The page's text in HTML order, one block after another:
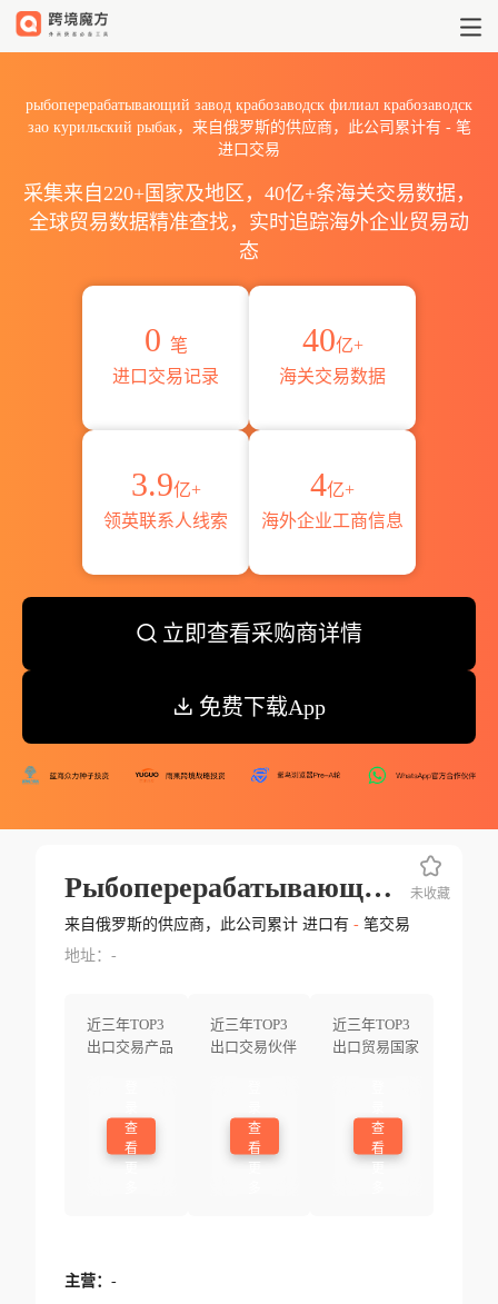
рыбоперерабатывающий завод крабозаводск филиал крабозаводск
зао курильский рыбак，来自俄罗斯的供应商，此公司累计有 -笔
进口交易
采集来自220+国家及地区，40亿+条海关交易数据，
全球贸易数据精准查找，实时追踪海外企业贸易动
态
0 笔
进口交易记录
40亿+
海关交易数据
3.9亿+
领英联系人线索
4亿+
海外企业工商信息
立即查看采购商详情
免费下载App
Рыбоперерабатывающий Завод Крабозаводск Филиал Крабозаводск Зао Курильский Рыбак
来自俄罗斯的供应商，此公司累计 进口有 -笔交易
地址：-
近三年TOP3
出口交易产品
查
看
近三年TOP3
出口交易伙伴
查
看
近三年TOP3
出口贸易国家
查
看
未收藏
主营： -